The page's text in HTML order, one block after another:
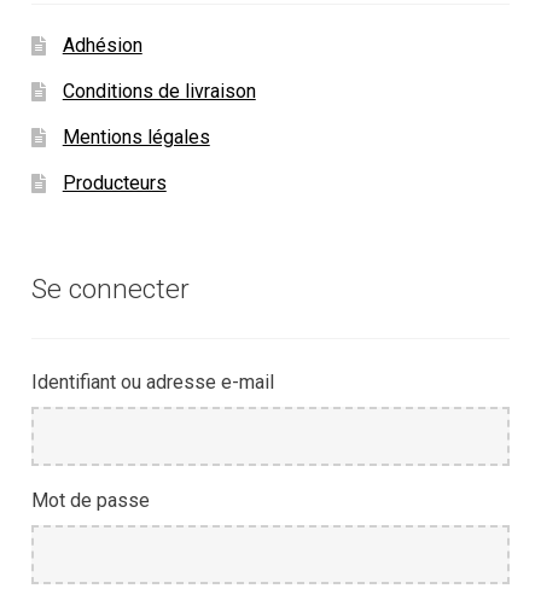
Adhésion
Conditions de livraison
Mentions légales
Producteurs
Se connecter
Identifiant ou adresse e-mail
Mot de passe